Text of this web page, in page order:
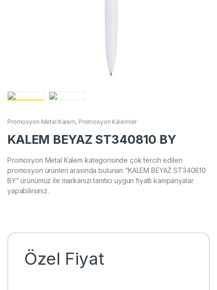
Promosyon Metal Kalem, Promosyon Kalemler
KALEM BEYAZ ST340810 BY
Promosyon Metal Kalem kategorisinde çok tercih edilen
promosyon ürünleri arasında bulunan “KALEM BEYAZ ST340810
BY” ürünümüz ile markanızı tanıtıcı uygun fiyatlı kampanyalar
yapabilirsiniz.
Özel Fiyat